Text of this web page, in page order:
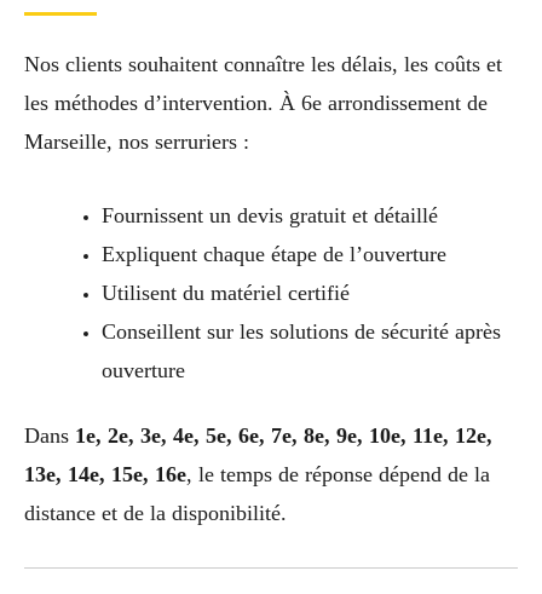
Nos clients souhaitent connaître les délais, les coûts et
les méthodes d’intervention. À 6e arrondissement de
Marseille, nos serruriers :
Fournissent un devis gratuit et détaillé
Expliquent chaque étape de l’ouverture
Utilisent du matériel certifié
Conseillent sur les solutions de sécurité après
ouverture
Dans 1e, 2e, 3e, 4e, 5e, 6e, 7e, 8e, 9e, 10e, 11e, 12e,
13e, 14e, 15e, 16e, le temps de réponse dépend de la
distance et de la disponibilité.